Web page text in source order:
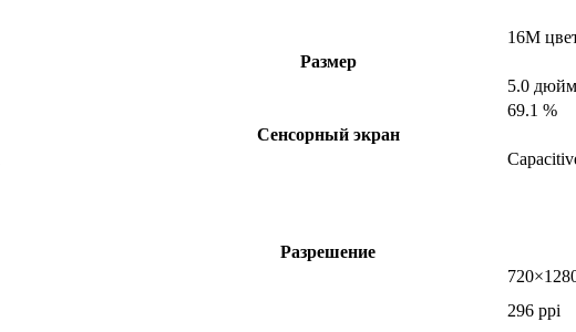
16M
Размер
5.0
69.1 %
Сенсорный экран
Разрешение
296 ppi